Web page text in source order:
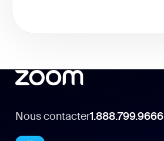
Nous contacter1.888.799.9666